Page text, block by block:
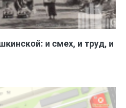
и смех, и труд, и